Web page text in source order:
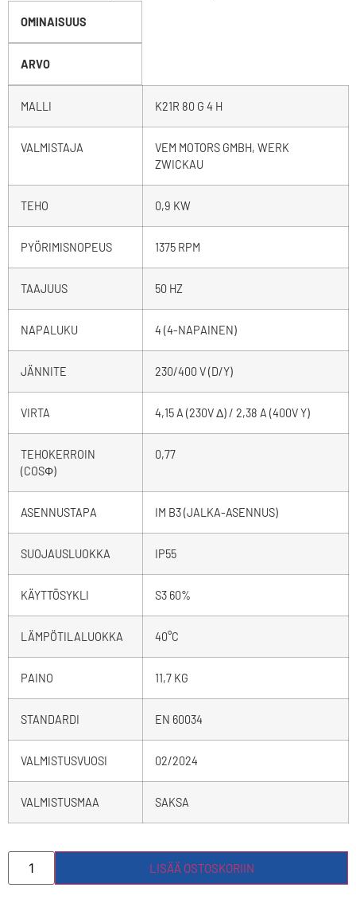
OMINAISUUS
ARVO
MALLI K21R 80 G 4 H
VALMISTAJA
VEM MOTORS GMBH, WERK
ZWICKAU
TEHO 0,9 KW
PYÖRIMISNOPEUS 1375 RPM
TAAJUUS 50 HZ
NAPALUKU 4 (4-NAPAINEN)
JÄNNITE 230/400 V (D/Y)
VIRTA 4,15 A (230V Δ) / 2,38 A (400V Y)
TEHOKERROIN
(COSΦ)
0,77
ASENNUSTAPA IM B3 (JALKA-ASENNUS)
SUOJAUSLUOKKA IP55
KÄYTTÖSYKLI S3 60%
LÄMPÖTILALUOKKA 40°C
PAINO 11,7 KG
STANDARDI EN 60034
VALMISTUSVUOSI 02/2024
VALMISTUSMAA SAKSA
LISÄÄ OSTOSKORIIN